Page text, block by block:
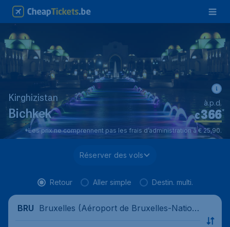
Kirghizistan
Bichkek €366*
à.p.d.
*Les prix ne comprennent pas les frais d’administration à € 25,90.
Réserver des vols
Retour Aller simple Destin. multi.
BRU Bruxelles (Aéroport de Bruxelles-Nation